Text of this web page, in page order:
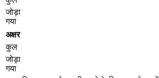
जोड़ा
गया
अक्षर
कुल
जोड़ा
गया